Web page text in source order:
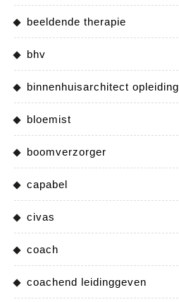
beeldende therapie
bhv
binnenhuisarchitect opleiding
bloemist
boomverzorger
capabel
civas
coach
coachend leidinggeven